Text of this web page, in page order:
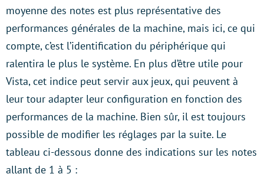
moyenne des notes est plus représentative des
performances générales de la machine, mais ici, ce qui
compte, c’est l’identification du périphérique qui
ralentira le plus le système. En plus d’être utile pour
Vista, cet indice peut servir aux jeux, qui peuvent à
leur tour adapter leur configuration en fonction des
performances de la machine. Bien sûr, il est toujours
possible de modifier les réglages par la suite. Le
tableau ci-dessous donne des indications sur les notes
allant de 1 à 5 :